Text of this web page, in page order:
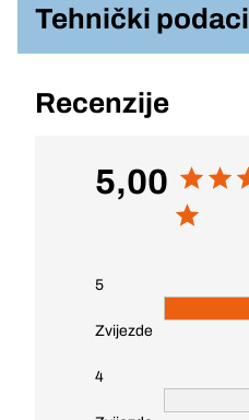
Tehnički podaci
Recenzije
5,00
5
Zvijezde
4